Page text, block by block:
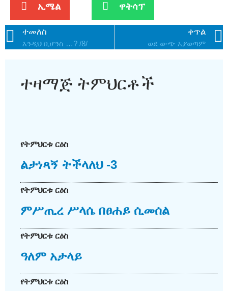
ኢሜል ዋትሳፕ
ተመለስ
እንዲህ ቢሆንስ …? /8/
ቀጥል
ወደ ውጭ አያወጣም
ተዛማጅ ትምህርቶች
የትምህርቱ ርዕስ
ልታነጻኝ ትችላለህ -3
የትምህርቱ ርዕስ
ምሥጢረ ሥላሴ በፀሐይ ሲመሰል
የትምህርቱ ርዕስ
ዓለም አታላይ
የትምህርቱ ርዕስ